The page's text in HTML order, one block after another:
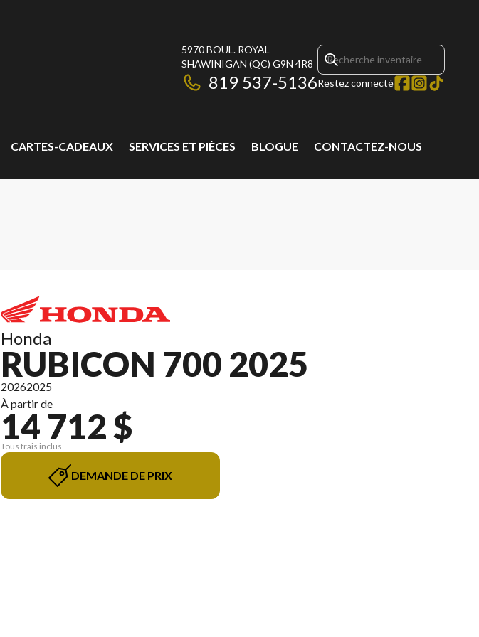
5970 BOUL. ROYAL
SHAWINIGAN (QC) G9N 4R8
819 537-5136Restez connecté
CARTES-CADEAUX SERVICES ET PIÈCES BLOGUE CONTACTEZ-NOUS
Honda
RUBICON 700 2025
20262025
À partir de
14 712 $
Tous frais inclus
DEMANDE DE PRIX